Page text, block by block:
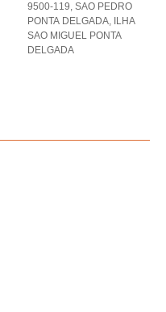
9500-119, SAO PEDRO
PONTA DELGADA, ILHA
SAO MIGUEL PONTA
DELGADA